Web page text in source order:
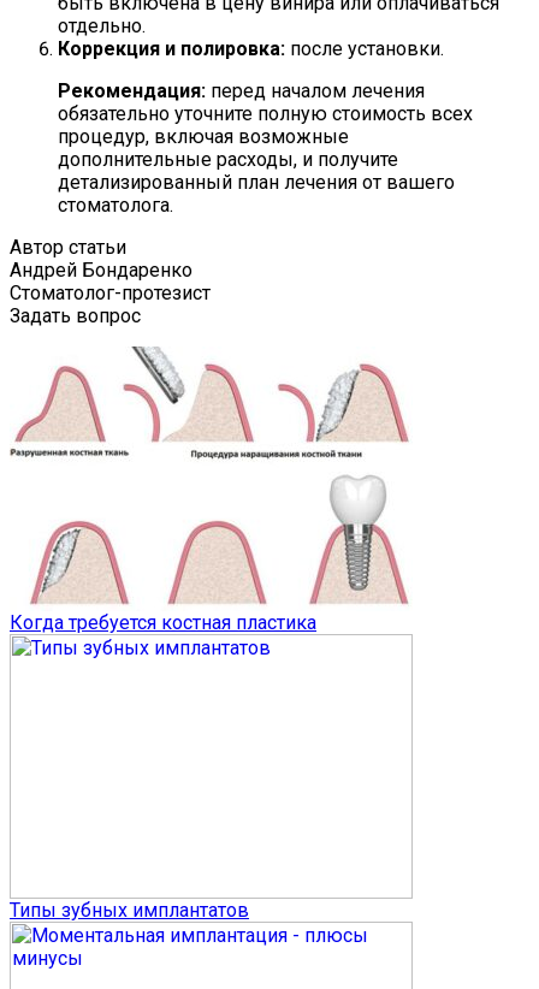
отдельно.
Коррекция и полировка: после установки.
Рекомендация: перед началом лечения
обязательно уточните полную стоимость всех
процедур, включая возможные
дополнительные расходы, и получите
детализированный план лечения от вашего
стоматолога.
Автор статьи
Андрей Бондаренко
Стоматолог-протезист
Задать вопрос
Когда требуется костная пластика
Типы зубных имплантатов